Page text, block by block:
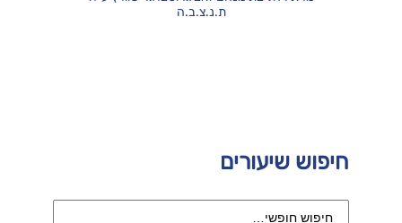
חיפוש שיעורים
ת.נ.צ.ב.ה